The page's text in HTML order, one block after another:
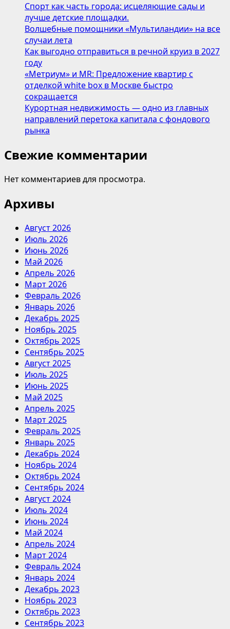
Азии
Спорт как часть города: исцеляющие сады и
лучше детские площадки.
Волшебные помощники «Мультиландии» на все
случаи лета
Как выгодно отправиться в речной круиз в 2027
году
«Метриум» и MR: Предложение квартир с
отделкой white box в Москве быстро
сокращается
Курортная недвижимость — одно из главных
направлений перетока капитала с фондового
рынка
Свежие комментарии
Нет комментариев для просмотра.
Архивы
Август 2026
Июль 2026
Июнь 2026
Май 2026
Апрель 2026
Март 2026
Февраль 2026
Январь 2026
Декабрь 2025
Ноябрь 2025
Октябрь 2025
Сентябрь 2025
Август 2025
Июль 2025
Июнь 2025
Май 2025
Апрель 2025
Март 2025
Февраль 2025
Январь 2025
Декабрь 2024
Ноябрь 2024
Октябрь 2024
Сентябрь 2024
Август 2024
Июль 2024
Июнь 2024
Май 2024
Апрель 2024
Март 2024
Февраль 2024
Январь 2024
Декабрь 2023
Ноябрь 2023
Октябрь 2023
Сентябрь 2023